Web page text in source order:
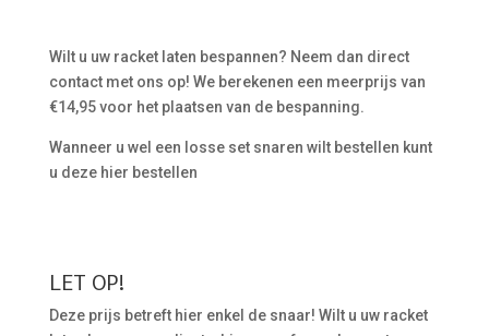
Wilt u uw racket laten bespannen? Neem dan direct
contact met ons op! We berekenen een meerprijs van
€14,95 voor het plaatsen van de bespanning.
Wanneer u wel een losse set snaren wilt bestellen kunt
u deze hier bestellen
LET OP!
Deze prijs betreft hier enkel de snaar! Wilt u uw racket